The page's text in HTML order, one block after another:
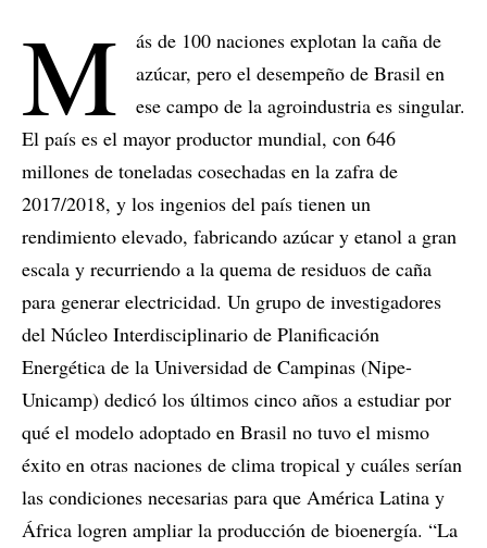
M
ás de 100 naciones explotan la caña de
azúcar, pero el desempeño de Brasil en
ese campo de la agroindustria es singular.
El país es el mayor productor mundial, con 646
millones de toneladas cosechadas en la zafra de
2017/2018, y los ingenios del país tienen un
rendimiento elevado, fabricando azúcar y etanol a gran
escala y recurriendo a la quema de residuos de caña
para generar electricidad. Un grupo de investigadores
del Núcleo Interdisciplinario de Planificación
Energética de la Universidad de Campinas (Nipe-
Unicamp) dedicó los últimos cinco años a estudiar por
qué el modelo adoptado en Brasil no tuvo el mismo
éxito en otras naciones de clima tropical y cuáles serían
las condiciones necesarias para que América Latina y
África logren ampliar la producción de bioenergía. “La